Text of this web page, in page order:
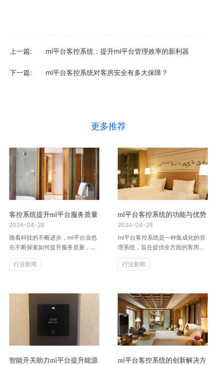
上一篇: ml平台客控系统：提升ml平台管理效率的新利器
下一篇: ml平台客控系统对客房安全有多大保障？
更多推荐
客控系统提升ml平台服务质量
2024-04-28
随着科技的不断进步，ml平台业也
在不断探索如何提升服务质量，满
足客户的需求。客控系统作为一种
新兴的技术工具，为ml平台业带...
行业新闻
ml平台客控系统的功能与优势
2024-04-28
ml平台客控系统是一种集成化的管
理系统，旨在提供全方面的客房管
理和服务优化。它通过智能化的技
术手段，为ml平台提供了许多的...
行业新闻
智能开关助力ml平台提升能源
ml平台客控系统的创新解决方